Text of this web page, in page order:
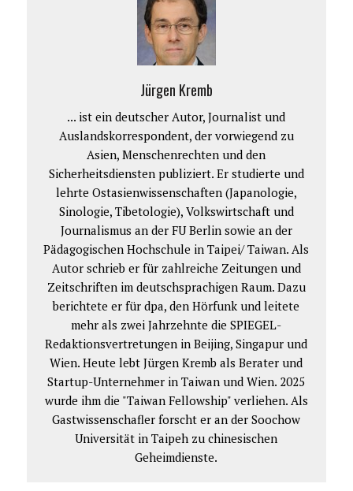
Jürgen Kremb
... ist ein deutscher Autor, Journalist und
Auslandskorrespondent, der vorwiegend zu
Asien, Menschenrechten und den
Sicherheitsdiensten publiziert. Er studierte und
lehrte Ostasienwissenschaften (Japanologie,
Sinologie, Tibetologie), Volkswirtschaft und
Journalismus an der FU Berlin sowie an der
Pädagogischen Hochschule in Taipei/ Taiwan. Als
Autor schrieb er für zahlreiche Zeitungen und
Zeitschriften im deutschsprachigen Raum. Dazu
berichtete er für dpa, den Hörfunk und leitete
mehr als zwei Jahrzehnte die SPIEGEL-
Redaktionsvertretungen in Beijing, Singapur und
Wien. Heute lebt Jürgen Kremb als Berater und
Startup-Unternehmer in Taiwan und Wien. 2025
wurde ihm die "Taiwan Fellowship" verliehen. Als
Gastwissenschafler forscht er an der Soochow
Universität in Taipeh zu chinesischen
Geheimdienste.